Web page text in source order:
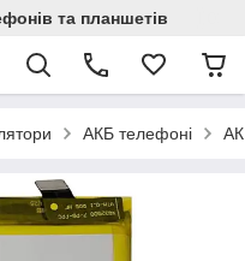
та планшетів
АКБ телефоні